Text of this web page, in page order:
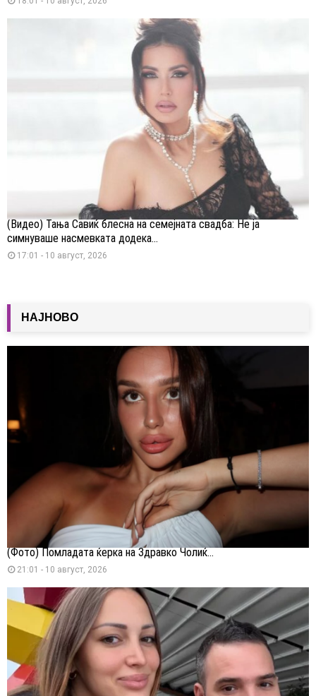
(Видео) Тања Савиќ блесна на семејната свадба: Не ја
симнуваше насмевката додека...
17:01 - 10 август, 2026
НАЈНОВО
(Фото) Помладата ќерка на Здравко Чолиќ...
21:01 - 10 август, 2026